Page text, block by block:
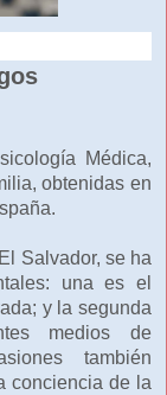
Médica,
obtenidas en
Salvador, se ha
una es el
y la segunda
medios de
también
conciencia de la